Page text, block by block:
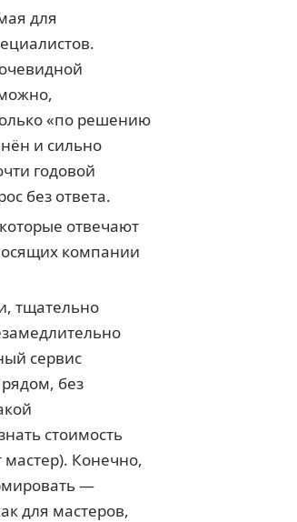
для
«по решению
и сильно
годовой
без ответа.
отвечают
компании
тщательно
сервис
без
стоимость
мастер). Конечно,
—
для мастеров,